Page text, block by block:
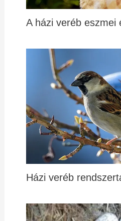
A házi veréb eszmei
Házi veréb